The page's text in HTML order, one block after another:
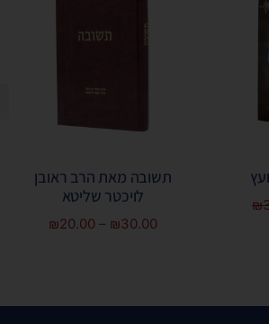
₪
תשובה מאת הרב ראובן
לויכטר שליטא
₪20.00 – ₪30.00